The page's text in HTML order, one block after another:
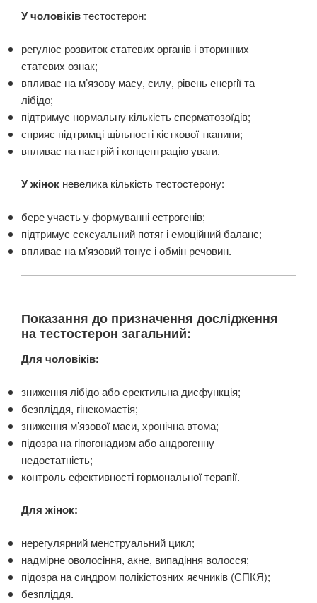
У чоловіківтестостерон:
регулює розвиток статевих органів і вторинних
статевих ознак;
впливає на м’язову масу, силу, рівень енергії та
лібідо;
підтримує нормальну кількість сперматозоїдів;
сприяє підтримці щільності кісткової тканини;
впливає на настрій і концентрацію уваги.
У жінок невелика кількість тестостерону:
бере участь у формуванні естрогенів;
підтримує сексуальний потяг і емоційний баланс;
впливає на м’язовий тонус і обмін речовин.
Показання до призначення дослідження
на тестостерон загальний:
Для чоловіків:
зниження лібідо або еректильна дисфункція;
безпліддя, гінекомастія;
зниження м’язової маси, хронічна втома;
підозра на гіпогонадизм або андрогенну
недостатність;
контроль ефективності гормональної терапії.
Для жінок:
нерегулярний менструальний цикл;
надмірне оволосіння, акне, випадіння волосся;
підозра на синдром полікістозних яєчників (СПКЯ);
безпліддя.